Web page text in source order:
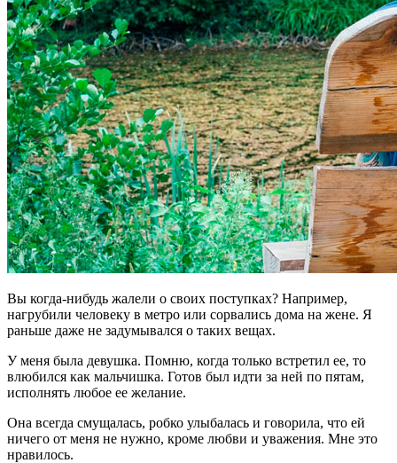
Вы когда-нибудь жалели о своих поступках? Например,
нагрубили человеку в метро или сорвались дома на жене. Я
раньше даже не задумывался о таких вещах.
У меня была девушка. Помню, когда только встретил ее, то
влюбился как мальчишка. Готов был идти за ней по пятам,
исполнять любое ее желание.
Она всегда смущалась, робко улыбалась и говорила, что ей
ничего от меня не нужно, кроме любви и уважения. Мне это
нравилось.